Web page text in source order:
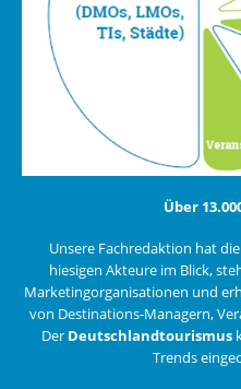
Über
Unsere Fachredaktion hat
hiesigen Akteure im Blick,
Marketingorganisationen und
von Destinations-Managern,
Der Deutschlandtourismus
Trends